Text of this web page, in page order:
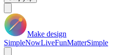
Make design
SimpleNowLiveFunMatterSimple